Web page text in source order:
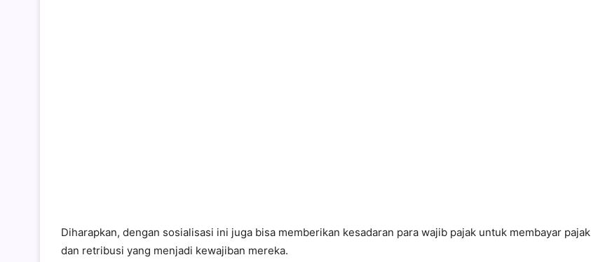
Diharapkan, dengan sosialisasi ini juga bisa memberikan kesadaran para wajib pajak untuk membayar pajak
dan retribusi yang menjadi kewajiban mereka.